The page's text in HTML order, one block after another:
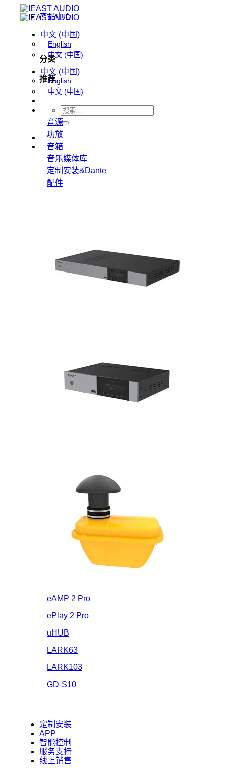
中文 (中国)
English
中文 (中国)
中文 (中国)
English
中文 (中国)
搜
索：
产品中心
分类
推荐
音源
功放
音箱
音乐媒体库
定制安装&Dante
配件
eAMP 2 Pro
ePlay 2 Pro
uHUB
LARK63
LARK103
GD-S10
定制安装
APP
智能控制
服务支持
线上销售